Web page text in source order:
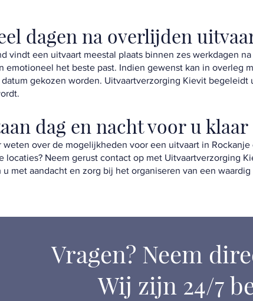
dagen na overlijden
vindt een uitvaart meestal plaats binnen zes werkdagen
emotioneel het beste past. Indien gewenst kan in overleg
gekozen worden. Uitvaartverzorging Kievit begeleidt
dag en nacht voor u klaar
weten over de mogelijkheden voor een uitvaart in
locaties? Neem gerust contact op met Uitvaartverzorging
u met aandacht en zorg bij het organiseren van een
Vragen? Neem
Wij zijn 24/7